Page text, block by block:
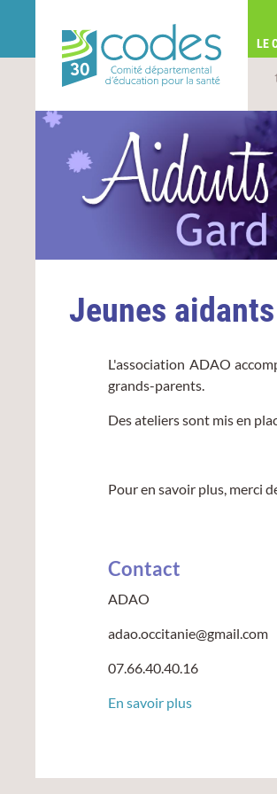
LE
Jeunes aidants
L'association ADAO
grands-parents.
Des ateliers sont mis en
Pour en savoir plus, merci
Contact
ADAO
adao.occitanie@gmail.com
07.66.40.40.16
En savoir plus